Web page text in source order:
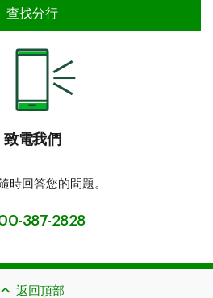
查找分行​​​​​​​
查找分行​​​​​​​
致電我們
時回答您的問題。
387-2828
返回頂部